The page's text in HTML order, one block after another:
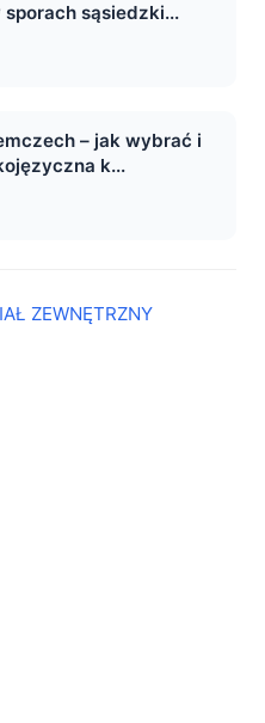
sąsiedzki...
– jak wybrać i
k...
ZEWNĘTRZNY